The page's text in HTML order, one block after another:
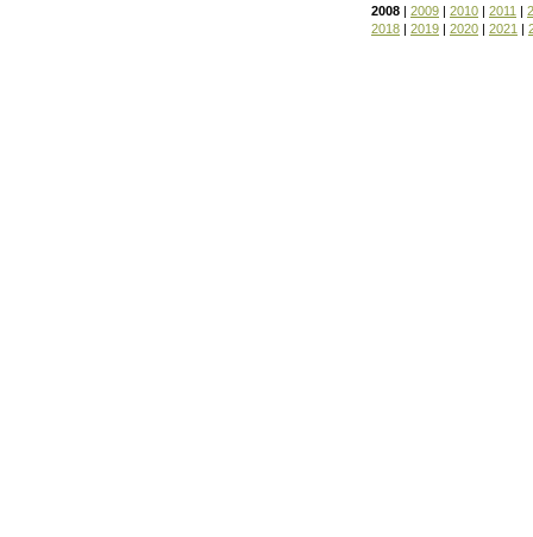
2008 | 2009 | 2010 | 2011 |
2018 | 2019 | 2020 | 2021 |